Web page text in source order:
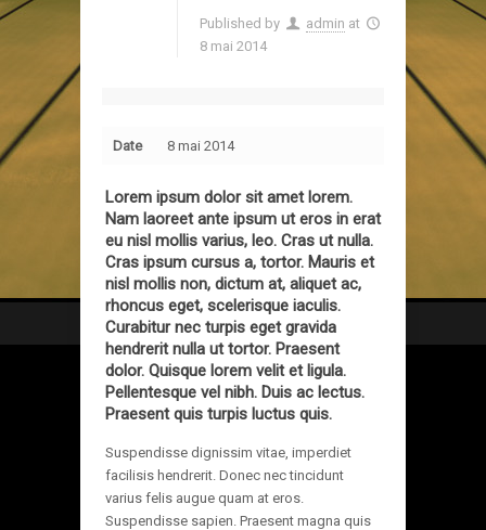
Published by admin at
8 mai 2014
Date 8 mai 2014
Lorem ipsum dolor sit amet lorem.
Nam laoreet ante ipsum ut eros in erat
eu nisl mollis varius, leo. Cras ut nulla.
Cras ipsum cursus a, tortor. Mauris et
nisl mollis non, dictum at, aliquet ac,
rhoncus eget, scelerisque iaculis.
Curabitur nec turpis eget gravida
hendrerit nulla ut tortor. Praesent
dolor. Quisque lorem velit et ligula.
Pellentesque vel nibh. Duis ac lectus.
Praesent quis turpis luctus quis.
Suspendisse dignissim vitae, imperdiet
facilisis hendrerit. Donec nec tincidunt
varius felis augue quam at eros.
Suspendisse sapien. Praesent magna quis